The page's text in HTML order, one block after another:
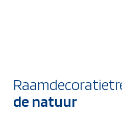
de natuur